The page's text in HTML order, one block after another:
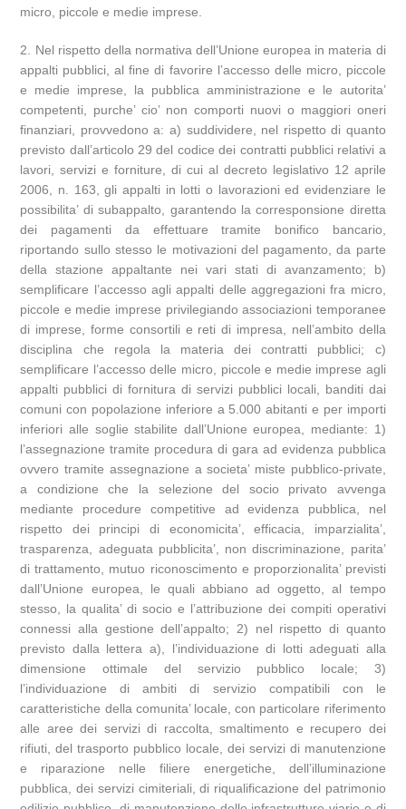
micro, piccole e medie imprese.
2. Nel rispetto della normativa dell’Unione europea in materia di
appalti pubblici, al fine di favorire l’accesso delle micro, piccole
e medie imprese, la pubblica amministrazione e le autorita’
competenti, purche’ cio’ non comporti nuovi o maggiori oneri
finanziari, provvedono a: a) suddividere, nel rispetto di quanto
previsto dall’articolo 29 del codice dei contratti pubblici relativi a
lavori, servizi e forniture, di cui al decreto legislativo 12 aprile
2006, n. 163, gli appalti in lotti o lavorazioni ed evidenziare le
possibilita’ di subappalto, garantendo la corresponsione diretta
dei pagamenti da effettuare tramite bonifico bancario,
riportando sullo stesso le motivazioni del pagamento, da parte
della stazione appaltante nei vari stati di avanzamento; b)
semplificare l’accesso agli appalti delle aggregazioni fra micro,
piccole e medie imprese privilegiando associazioni temporanee
di imprese, forme consortili e reti di impresa, nell’ambito della
disciplina che regola la materia dei contratti pubblici; c)
semplificare l’accesso delle micro, piccole e medie imprese agli
appalti pubblici di fornitura di servizi pubblici locali, banditi dai
comuni con popolazione inferiore a 5.000 abitanti e per importi
inferiori alle soglie stabilite dall’Unione europea, mediante: 1)
l’assegnazione tramite procedura di gara ad evidenza pubblica
ovvero tramite assegnazione a societa’ miste pubblico-private,
a condizione che la selezione del socio privato avvenga
mediante procedure competitive ad evidenza pubblica, nel
rispetto dei principi di economicita’, efficacia, imparzialita’,
trasparenza, adeguata pubblicita’, non discriminazione, parita’
di trattamento, mutuo riconoscimento e proporzionalita’ previsti
dall’Unione europea, le quali abbiano ad oggetto, al tempo
stesso, la qualita’ di socio e l’attribuzione dei compiti operativi
connessi alla gestione dell’appalto; 2) nel rispetto di quanto
previsto dalla lettera a), l’individuazione di lotti adeguati alla
dimensione ottimale del servizio pubblico locale; 3)
l’individuazione di ambiti di servizio compatibili con le
caratteristiche della comunita’ locale, con particolare riferimento
alle aree dei servizi di raccolta, smaltimento e recupero dei
rifiuti, del trasporto pubblico locale, dei servizi di manutenzione
e riparazione nelle filiere energetiche, dell’illuminazione
pubblica, dei servizi cimiteriali, di riqualificazione del patrimonio